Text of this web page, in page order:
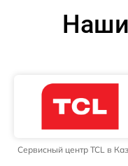
Сервисный центр TCL в